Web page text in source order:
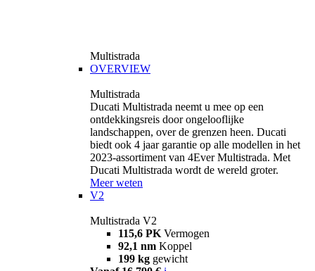
Multistrada
OVERVIEW
Multistrada
Ducati Multistrada neemt u mee op een
ontdekkingsreis door ongelooflijke
landschappen, over de grenzen heen. Ducati
biedt ook 4 jaar garantie op alle modellen in het
2023-assortiment van 4Ever Multistrada. Met
Ducati Multistrada wordt de wereld groter.
Meer weten
V2
Multistrada V2
115,6 PK Vermogen
92,1 nm Koppel
199 kg gewicht